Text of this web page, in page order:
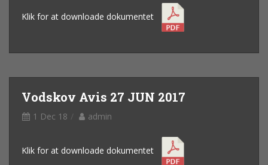
Klik for at downloade dokumentet
Vodskov Avis 27 JUN 2017
1 Dec 18 admin
Klik for at downloade dokumentet